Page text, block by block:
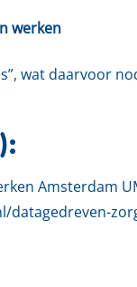
werken
wat daarvoor
Amsterdam
datagedreven-